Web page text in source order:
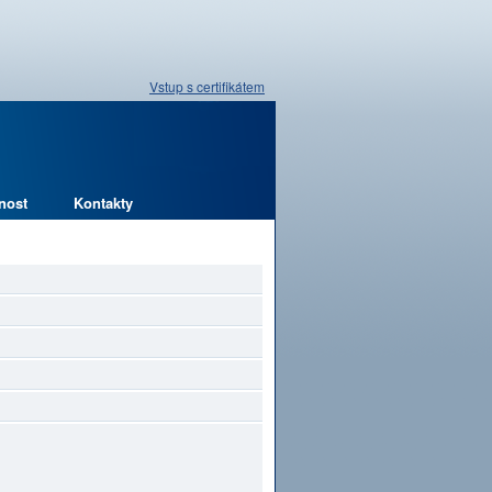
Vstup s certifikátem
Kontakty